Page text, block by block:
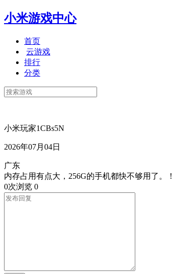
小米游戏中心
首页
云游戏
排行
分类
小米玩家1CBs5N
2026年07月04日
广东
内存占用有点大，256G的手机都快不够用了。！
0次浏览 0